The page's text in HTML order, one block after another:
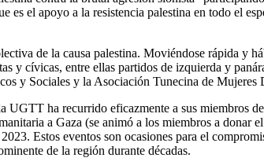
es el apoyo a la resistencia palestina en todo el
de la causa palestina. Moviéndose rápida y
y cívicas, entre ellas partidos de izquierda y
y Sociales y la Asociación Tunecina de Mujeres
ha recurrido eficazmente a sus miembros
a Gaza (se animó a los miembros a
Estos eventos son ocasiones para el
de la región durante décadas.